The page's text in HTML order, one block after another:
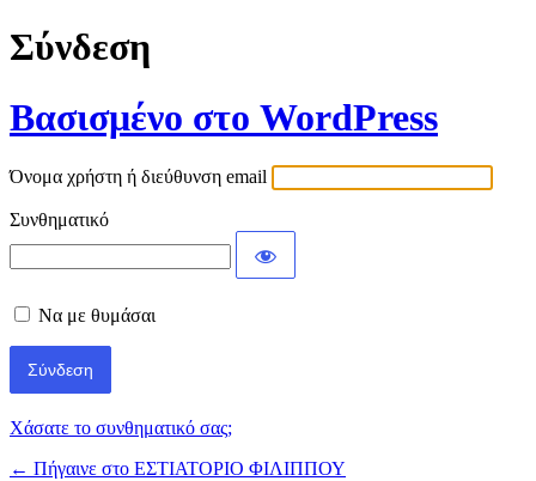
Σύνδεση
Βασισμένο στο WordPress
Όνομα χρήστη ή διεύθυνση email
Συνθηματικό
Να με θυμάσαι
Χάσατε το συνθηματικό σας;
← Πήγαινε στο ΕΣΤΙΑΤΟΡΙΟ ΦΙΛΙΠΠΟΥ